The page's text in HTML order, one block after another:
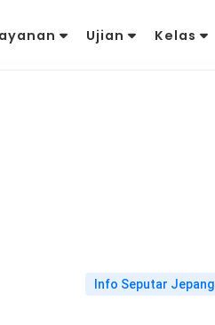
Ujian Kelas
Info Seputar Jepang